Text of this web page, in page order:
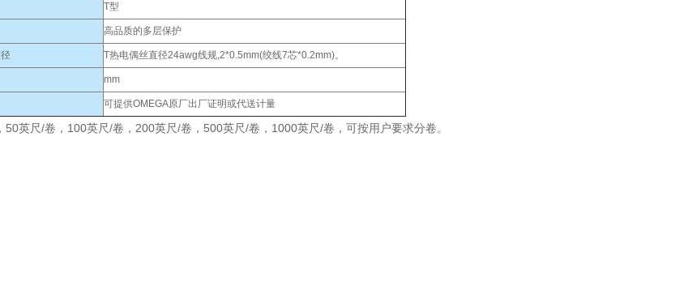
T型
高品质的多层保护
T热电偶丝直径24awg线规,2*0.5mm(绞线7芯*0.2mm)。
mm
可提供OMEGA原厂出厂证明或代送计量
英尺/卷，100英尺/卷，200英尺/卷，500英尺/卷，1000英尺/卷，可按用户要求分卷。